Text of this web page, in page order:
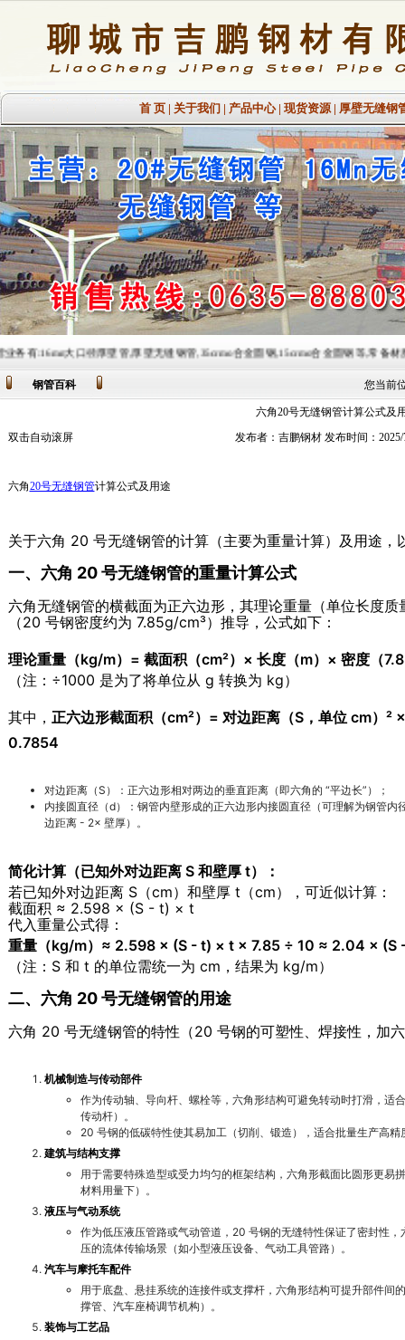
首 页| 关于我们 | 产品中心| 现货资源| 厚壁无缝钢
有:16mn大口径厚壁管,厚壁无缝钢管,35crmo合金圆钢,15crmo合金圆钢等,常备材
钢管百科 您当前
六角20号无缝钢管计算公式及
双击自动滚屏
发布者：吉鹏钢材 发布时间：2025/
六角20号无缝钢管计算公式及用途
关于六角 20 号无缝钢管的计算（主要为重量计算）及用途，
一、六角 20 号无缝钢管的重量计算公式
六角无缝钢管的横截面为正六边形，其理论重量（单位长度
（20 号钢密度约为 7.85g/cm³）推导，公式如下：
理论重量（kg/m）= 截面积（cm²）× 长度（m）× 密度（
（注：÷1000 是为了将单位从 g 转换为 kg）
其中， 正六边形截面积（cm²）= 对边距离（S，单位 cm）
0.7854
对边距离（S）：正六边形相对两边的垂直距离（即六角的 “平边长”）；
内接圆直径（d）：钢管内壁形成的正六边形内接圆直径（可理解为钢管
边距离 - 2× 壁厚）。
简化计算（已知外对边距离 S 和壁厚 t）：
若已知外对边距离 S（cm）和壁厚 t（cm），可近似计算：
截面积 ≈ 2.598 × (S - t) × t
代入重量公式得：
重量（kg/m）≈ 2.598 × (S - t) × t × 7.85 ÷ 10 ≈ 2.04 × (S
（注：S 和 t 的单位需统一为 cm，结果为 kg/m）
二、六角 20 号无缝钢管的用途
六角 20 号无缝钢管的特性（20 号钢的可塑性、焊接性，加
机械制造与传动部件
作为传动轴、导向杆、螺栓等，六角形结构可避免转动时打滑，适
传动杆）。
20 号钢的低碳特性使其易加工（切削、锻造），适合批量生产高精
建筑与结构支撑
用于需要特殊造型或受力均匀的框架结构，六角形截面比圆形更易
材料用量下）。
液压与气动系统
作为低压液压管路或气动管道，20 号钢的无缝特性保证了密封性
压的流体传输场景（如小型液压设备、气动工具管路）。
汽车与摩托车配件
用于底盘、悬挂系统的连接件或支撑杆，六角形结构可提升部件间
撑管、汽车座椅调节机构）。
装饰与工艺品